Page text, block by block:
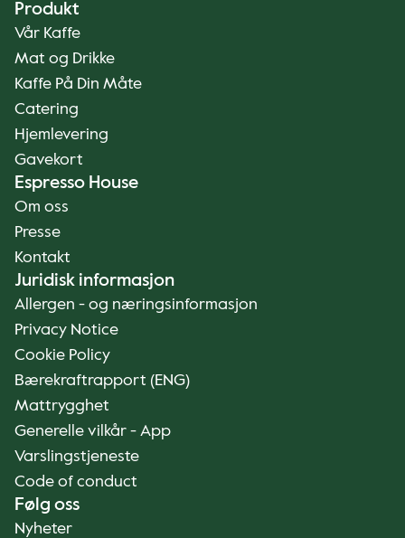
Produkt
Vår Kaffe
Mat og Drikke
Kaffe På Din Måte
Catering
Hjemlevering
Gavekort
Espresso House
Om oss
Presse
Kontakt
Juridisk informasjon
Allergen - og næringsinformasjon
Privacy Notice
Cookie Policy
Bærekraftrapport (ENG)
Mattrygghet
Generelle vilkår - App
Varslingstjeneste
Code of conduct
Følg oss
Nyheter